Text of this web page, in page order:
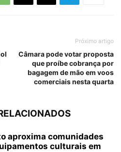
Próximo artigo
Câmara pode votar proposta
que proíbe cobrança por
bagagem de mão em voos
comerciais nesta quarta
aproxima comunidades
culturais em